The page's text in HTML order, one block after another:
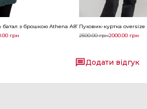
батал з брошкою Athena А875
грн
Пуховик-куртка oversize
2500.00грн2000.00 грн
Додати відгук